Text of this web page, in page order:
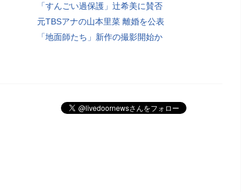
「すんごい過保護」辻希美に賛否
元TBSアナの山本里菜 離婚を公表
「地面師たち」新作の撮影開始か